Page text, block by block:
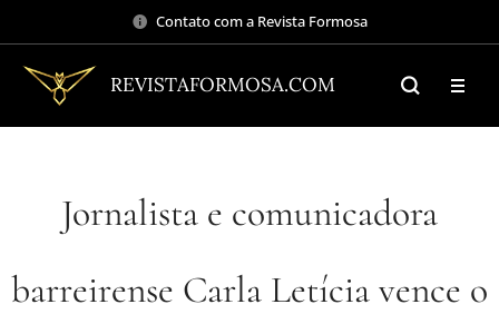
Contato com a Revista Formosa
REVISTAFORMOSA.COM
Jornalista e comunicadora
barreirense Carla Letícia vence o